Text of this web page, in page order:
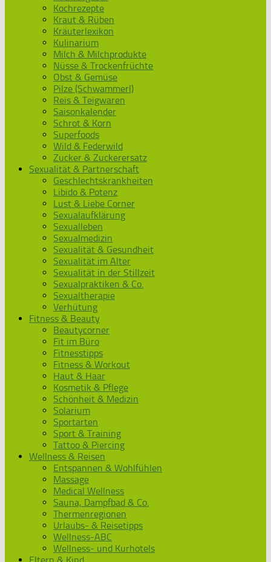
Kochrezepte
Kraut & Rüben
Kräuterlexikon
Kulinarium
Milch & Milchprodukte
Nüsse & Trockenfrüchte
Obst & Gemüse
Pilze (Schwammerl)
Reis & Teigwaren
Saisonkalender
Schrot & Korn
Superfoods
Wild & Federwild
Zucker & Zuckerersatz
Sexualität & Partnerschaft
Geschlechtskrankheiten
Libido & Potenz
Lust & Liebe Corner
Sexualaufklärung
Sexualleben
Sexualmedizin
Sexualität & Gesundheit
Sexualität im Alter
Sexualität in der Stillzeit
Sexualpraktiken & Co.
Sexualtherapie
Verhütung
Fitness & Beauty
Beautycorner
Fit im Büro
Fitnesstipps
Fitness & Workout
Haut & Haar
Kosmetik & Pflege
Schönheit & Medizin
Solarium
Sportarten
Sport & Training
Tattoo & Piercing
Wellness & Reisen
Entspannen & Wohlfühlen
Massage
Medical Wellness
Sauna, Dampfbad & Co.
Thermenregionen
Urlaubs- & Reisetipps
Wellness-ABC
Wellness- und Kurhotels